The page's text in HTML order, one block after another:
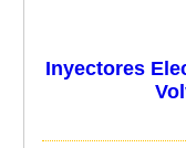
Inyectores